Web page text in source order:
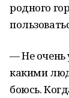
родного
— Не очень
какими
боюсь.